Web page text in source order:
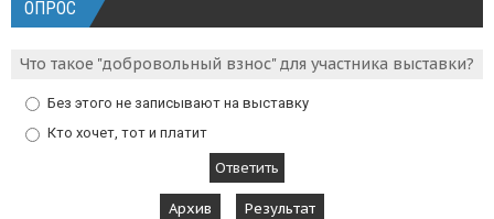
ОПРОС
Что такое "добровольный взнос" для участника выставки?
Без этого не записывают на выставку
Кто хочет, тот и платит
Архив Результат